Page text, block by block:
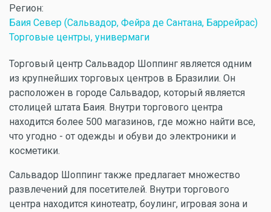
Регион:
Баия Север (Сальвадор, Фейра де Сантана, Баррейрас)
Торговые центры, универмаги
Торговый центр Сальвадор Шоппинг является одним
из крупнейших торговых центров в Бразилии. Он
расположен в городе Сальвадор, который является
столицей штата Баия. Внутри торгового центра
находится более 500 магазинов, где можно найти все,
что угодно - от одежды и обуви до электроники и
косметики.
Сальвадор Шоппинг также предлагает множество
развлечений для посетителей. Внутри торгового
центра находится кинотеатр, боулинг, игровая зона и